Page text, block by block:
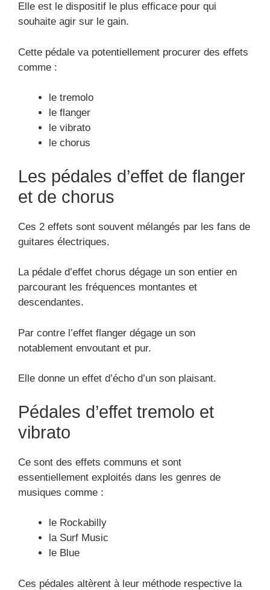
Elle est le dispositif le plus efficace pour qui
souhaite agir sur le gain.
Cette pédale va potentiellement procurer des effets
comme :
le tremolo
le flanger
le vibrato
le chorus
Les pédales d’effet de flanger
et de chorus
Ces 2 effets sont souvent mélangés par les fans de
guitares électriques.
La pédale d’effet chorus dégage un son entier en
parcourant les fréquences montantes et
descendantes.
Par contre l’effet flanger dégage un son
notablement envoutant et pur.
Elle donne un effet d’écho d’un son plaisant.
Pédales d’effet tremolo et
vibrato
Ce sont des effets communs et sont
essentiellement exploités dans les genres de
musiques comme :
le Rockabilly
la Surf Music
le Blue
Ces pédales altèrent à leur méthode respective la